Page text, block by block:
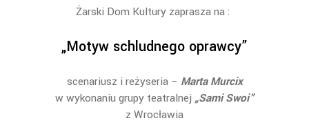
Żarski Dom Kultury zaprasza na :
„Motyw schludnego oprawcy”
scenariusz i reżyseria – Marta Murcix
w wykonaniu grupy teatralnej „Sami Swoi”
z Wrocławia